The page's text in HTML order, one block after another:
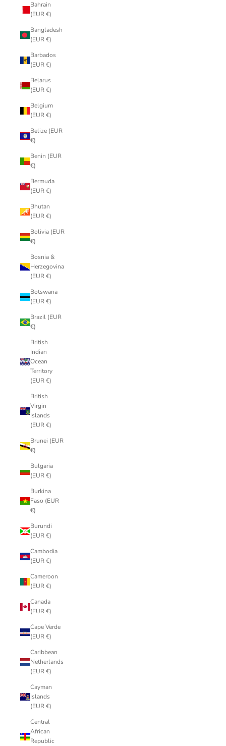
Bahrain
(EUR €)
Bangladesh
(EUR €)
Barbados
(EUR €)
Belarus
(EUR €)
Belgium
(EUR €)
Belize (EUR
€)
Benin (EUR
€)
Bermuda
(EUR €)
Bhutan
(EUR €)
Bolivia (EUR
€)
Bosnia &
Herzegovina
(EUR €)
Botswana
(EUR €)
Brazil (EUR
€)
British
Indian
Ocean
Territory
(EUR €)
British
Virgin
Islands
(EUR €)
Brunei (EUR
€)
Bulgaria
(EUR €)
Burkina
Faso (EUR
€)
Burundi
(EUR €)
Cambodia
(EUR €)
Cameroon
(EUR €)
Canada
(EUR €)
Cape Verde
(EUR €)
Caribbean
Netherlands
(EUR €)
Cayman
Islands
(EUR €)
Central
African
Republic